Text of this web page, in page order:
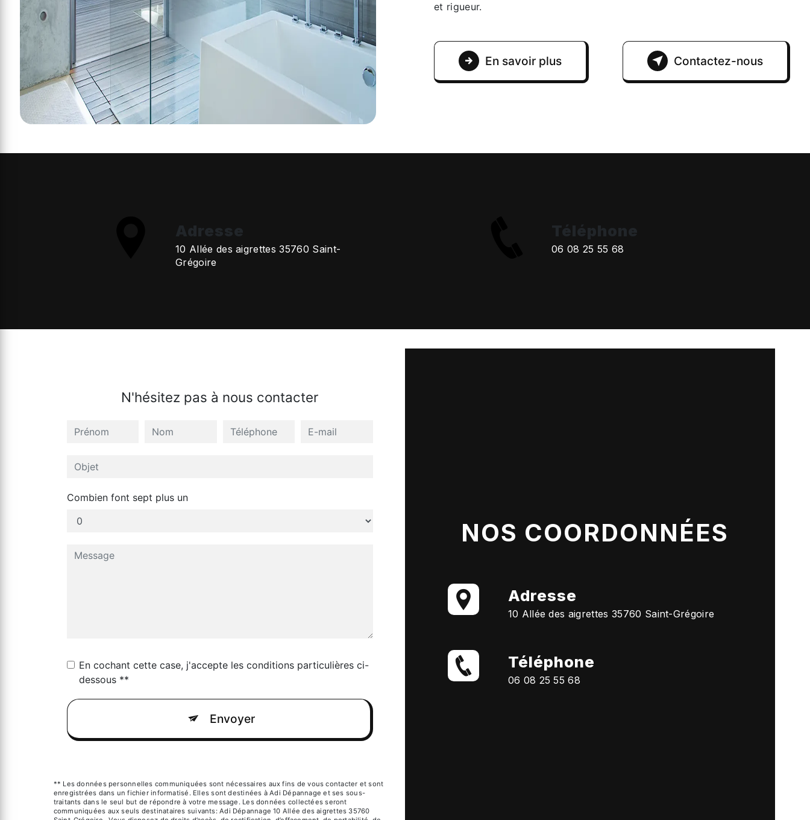
et rigueur.
En savoir plus Contactez-nous
Adresse
10 Allée des aigrettes 35760 Saint-
Grégoire
Téléphone
06 08 25 55 68
N'hésitez pas à nous contacter
Combien font sept plus un
En cochant cette case, j'accepte les conditions particulières ci-
dessous **
Envoyer
** Les données personnelles communiquées sont nécessaires aux fins de vous contacter et sont
enregistrées dans un fichier informatisé. Elles sont destinées à Adi Dépannage et ses sous-
traitants dans le seul but de répondre à votre message. Les données collectées seront
communiquées aux seuls destinataires suivants: Adi Dépannage 10 Allée des aigrettes 35760
NOS COORDONNÉES
Adresse
10 Allée des aigrettes 35760 Saint-Grégoire
Téléphone
06 08 25 55 68